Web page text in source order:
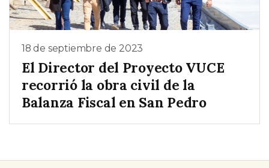
18 de septiembre de 2023
El Director del Proyecto VUCE
recorrió la obra civil de la
Balanza Fiscal en San Pedro